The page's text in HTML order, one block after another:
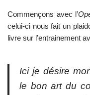
Commençons avec l’
celui-ci nous fait un
livre sur l’entrainement
Ici je désire
le bon art du